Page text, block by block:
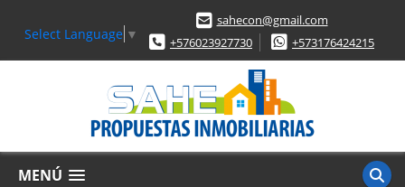
Select Language ▼
sahecon@gmail.com
+576023927730
+573176424215
MENÚ